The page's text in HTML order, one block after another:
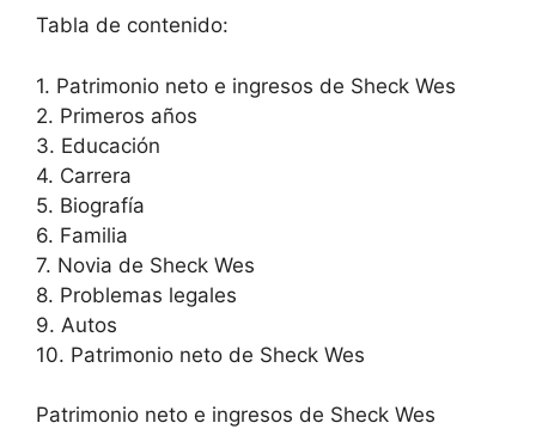
Tabla de contenido:
1. Patrimonio neto e ingresos de Sheck Wes
2. Primeros años
3. Educación
4. Carrera
5. Biografía
6. Familia
7. Novia de Sheck Wes
8. Problemas legales
9. Autos
10. Patrimonio neto de Sheck Wes
Patrimonio neto e ingresos de Sheck Wes